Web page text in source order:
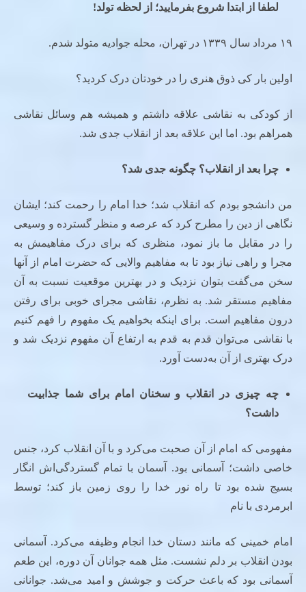
لطفا از ابتدا شروع بفرمایید؛ از لحظه تولد!
۱۹ مرداد سال ۱۳۳۹ در تهران، محله جوادیه متولد شدم.
اولین بار کی ذوق هنری را در خودتان درک کردید؟
از کودکی به نقاشی علاقه داشتم و همیشه هم وسائل نقاشی
همراهم بود. اما این علاقه بعد از انقلاب جدی شد.
چرا بعد از انقلاب؟ چگونه جدی شد؟
من دانشجو بودم که انقلاب شد؛ خدا امام را رحمت کند؛ ایشان
نگاهی از دین را مطرح کرد که عرصه و منظر گسترده و وسیعی
را در مقابل ما باز نمود، منظری که برای درک مفاهیمش به
مجرا و راهی نیاز بود تا به مفاهیم والایی که حضرت امام از آنها
سخن می‌گفت بتوان نزدیک و در بهترین موقعیت نسبت به آن
مفاهیم مستقر شد. به نظرم، نقاشی مجرای خوبی برای رفتن
درون مفاهیم است. برای اینکه بخواهیم یک مفهوم را فهم کنیم
با نقاشی می‌توان قدم به قدم به ارتفاع آن مفهوم نزدیک شد و
درک بهتری از آن به‌دست آورد.
چه چیزی در انقلاب و سخنان امام برای شما جذابیت
داشت؟
مفهومی که امام از آن صحبت می‌کرد و با آن انقلاب کرد، جنس
خاصی داشت؛ آسمانی بود. آسمان با تمام گستردگی‌اش انگار
بسیج شده بود تا راه نور خدا را روی زمین باز کند؛ توسط
ابرمردی با نام
امام خمینی که مانند دستان خدا انجام وظیفه می‌کرد. آسمانی
بودن انقلاب بر دلم نشست. مثل همه جوانان آن دوره، این طعم
آسمانی بود که باعث حرکت و جوشش و امید می‌شد. جوانانی